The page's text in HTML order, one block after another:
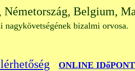
Németország, Belgium,
nagykövetségének bizalmi
ONLINE IDőPONT